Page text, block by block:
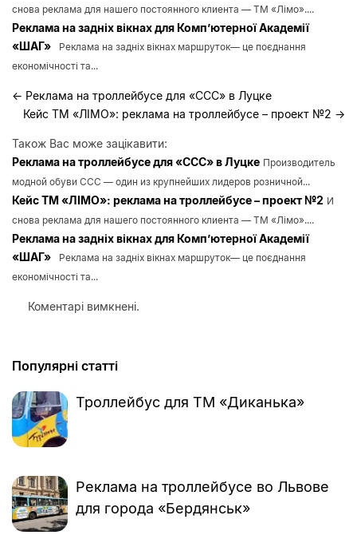
снова реклама для нашего постоянного клиента — ТМ «Лімо»....
Реклама на задніх вікнах для Комп’ютерної Академії
«ШАГ»
Реклама на задніх вікнах маршруток— це поєднання
економічності та...
← Реклама на троллейбусе для «ССС» в Луцке
Кейс ТМ «ЛІМО»: реклама на троллейбусе – проект №2 →
Також Вас може зацікавити:
Реклама на троллейбусе для «ССС» в Луцке Производитель
модной обуви ССС — один из крупнейших лидеров розничной...
Кейс ТМ «ЛІМО»: реклама на троллейбусе – проект №2 И
снова реклама для нашего постоянного клиента — ТМ «Лімо»....
Реклама на задніх вікнах для Комп’ютерної Академії
«ШАГ»
Реклама на задніх вікнах маршруток— це поєднання
економічності та...
Коментарі вимкнені.
Популярні статті
Троллейбус для ТМ «Диканька»
Реклама на троллейбусе во Львове
для города «Бердянськ»